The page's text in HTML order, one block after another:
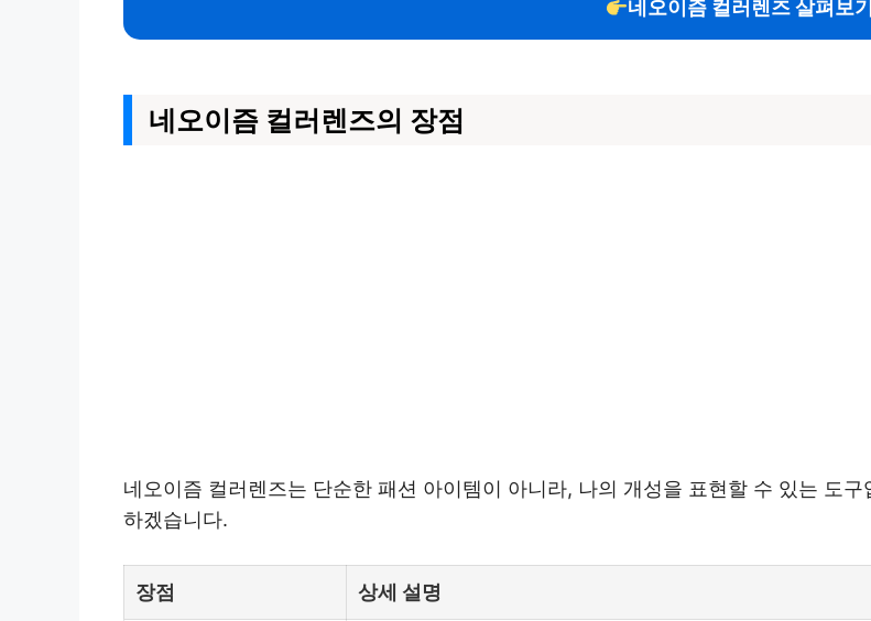
네오이즘 컬러렌즈 살펴보기
네오이즘 컬러렌즈의 장점
네오이즘 컬러렌즈는 단순한 패션 아이템이 아니라, 나의 개성을 표현할 수 있는 도
하겠습니다.
장점 상세 설명